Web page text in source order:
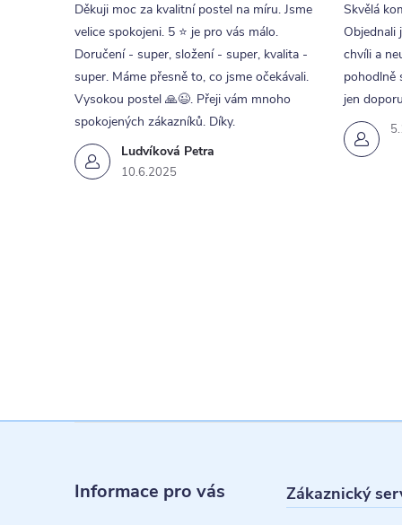
Ludvíková Petra
10.6.2025
Děkuji moc za kvalitní postel na míru. Jsme
velice spokojeni. 5 ⭐ je pro vás málo.
Doručení - super, složení - super, kvalita -
super. Máme přesně to, co jsme očekávali.
Vysokou postel 🙏😉. Přeji vám mnoho
spokojených zákazníků. Díky.
Skvělá
Objednali
chvíli a
pohodlně
jen
Informace pro vás Zákaznický